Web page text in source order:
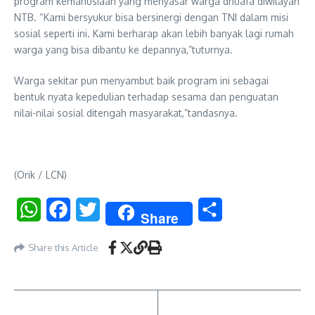
NTB. “Kami bersyukur bisa bersinergi dengan TNI dalam misi
sosial seperti ini. Kami berharap akan lebih banyak lagi rumah
warga yang bisa dibantu ke depannya,”tuturnya.
Warga sekitar pun menyambut baik program ini sebagai
bentuk nyata kepedulian terhadap sesama dan penguatan
nilai-nilai sosial ditengah masyarakat,”tandasnya.
(Orik / LCN)
WhatsAppFacebookTwitter Share
Share this Article